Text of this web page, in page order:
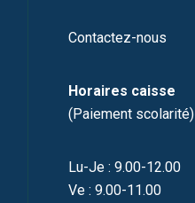
Contactez-nous
Horaires caisse
(Paiement scolarité)
Lu-Je : 9.00-12.00
Ve : 9.00-11.00